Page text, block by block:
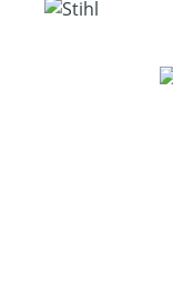
Bildergalerie